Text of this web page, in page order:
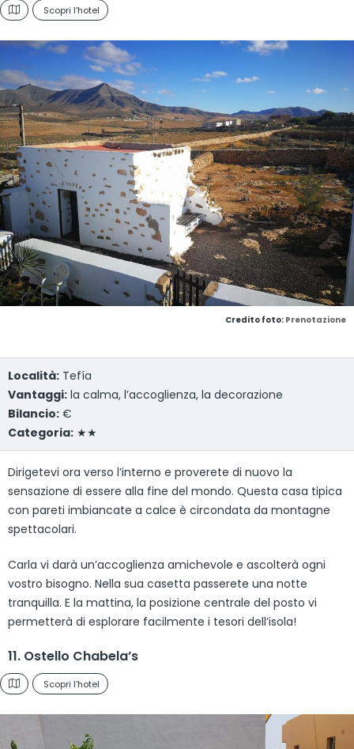
Scopri l'hotel
Credito foto: Prenotazione
Località: Tefía
Vantaggi: la calma, l’accoglienza, la decorazione
Bilancio: €
Categoria: ★★
Dirigetevi ora verso l’interno e proverete di nuovo la
sensazione di essere alla fine del mondo. Questa casa tipica
con pareti imbiancate a calce è circondata da montagne
spettacolari.
Carla vi darà un’accoglienza amichevole e ascolterà ogni
vostro bisogno. Nella sua casetta passerete una notte
tranquilla. E la mattina, la posizione centrale del posto vi
permetterà di esplorare facilmente i tesori dell’isola!
11. Ostello Chabela’s
Scopri l'hotel